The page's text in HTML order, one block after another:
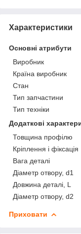
Характеристики
Основні атрибути
Виробник
Країна виробник
Стан
Тип запчастини
Тип техніки
Додаткові
Товщина профілю
Кріплення і фіксація
Вага деталі
Діаметр отвору, d1
Довжина деталі, L
Діаметр отвору, d2
Приховати